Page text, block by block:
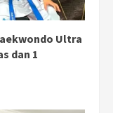
Ultra
dan 1